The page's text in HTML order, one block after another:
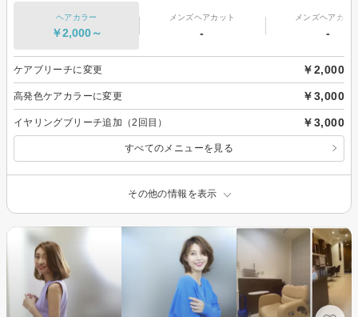
ヘアカラー
￥2,000～
メンズヘアカット
-
メンズヘアカラ
-
ケアブリーチに変更 ￥2,000
高発色ケアカラーに変更 ￥3,000
イヤリングブリーチ追加（2回目） ￥3,000
すべてのメニューを見る
その他の情報を表示